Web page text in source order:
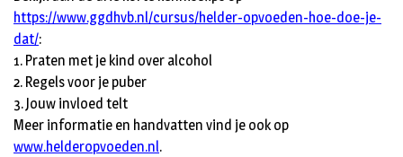
https://www.ggdhvb.nl/cursus/helder-opvoeden-hoe-doe-je-
dat/:
1. Praten met je kind over alcohol
2. Regels voor je puber
3. Jouw invloed telt
Meer informatie en handvatten vind je ook op
www.helderopvoeden.nl.